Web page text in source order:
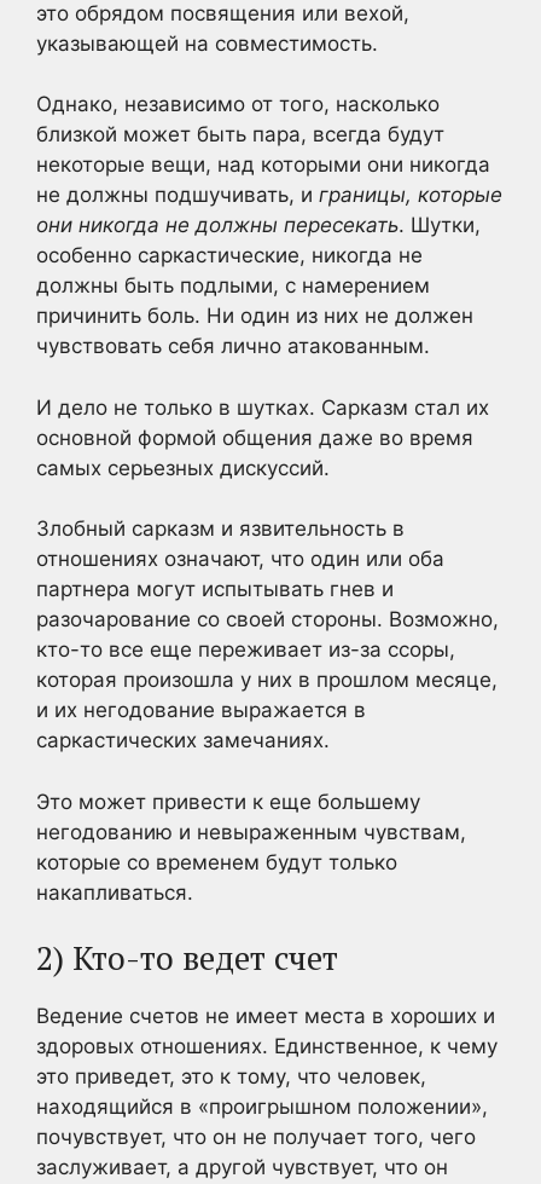
это обрядом посвящения или вехой,
указывающей на совместимость.
Однако, независимо от того, насколько
близкой может быть пара, всегда будут
некоторые вещи, над которыми они никогда
не должны подшучивать, и границы, которые
они никогда не должны пересекать. Шутки,
особенно саркастические, никогда не
должны быть подлыми, с намерением
причинить боль. Ни один из них не должен
чувствовать себя лично атакованным.
И дело не только в шутках. Сарказм стал их
основной формой общения даже во время
самых серьезных дискуссий.
Злобный сарказм и язвительность в
отношениях означают, что один или оба
партнера могут испытывать гнев и
разочарование со своей стороны. Возможно,
кто-то все еще переживает из-за ссоры,
которая произошла у них в прошлом месяце,
и их негодование выражается в
саркастических замечаниях.
Это может привести к еще большему
негодованию и невыраженным чувствам,
которые со временем будут только
накапливаться.
2) Кто-то ведет счет
Ведение счетов не имеет места в хороших и
здоровых отношениях. Единственное, к чему
это приведет, это к тому, что человек,
находящийся в «проигрышном положении»,
почувствует, что он не получает того, чего
заслуживает, а другой чувствует, что он